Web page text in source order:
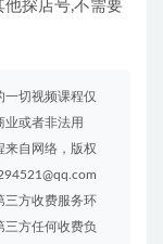
探店号,不需要
一切视频课程仅
业或者非法用
来自网络，版权
三方收费服务环
三方任何收费负